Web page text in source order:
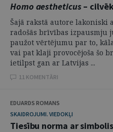
Homo aestheticus–
Šajā rakstā autore lakoniski
radošās brīvības izpausmju
paužot vērtējumu par to,
vai pat klaji provocējoša šo
ietilpst gan ar Latvijas ...
11 KOMENTĀRI
EDUARDS ROMANS
SKAIDROJUMI. VIEDOKĻI
Tiesību norma ar